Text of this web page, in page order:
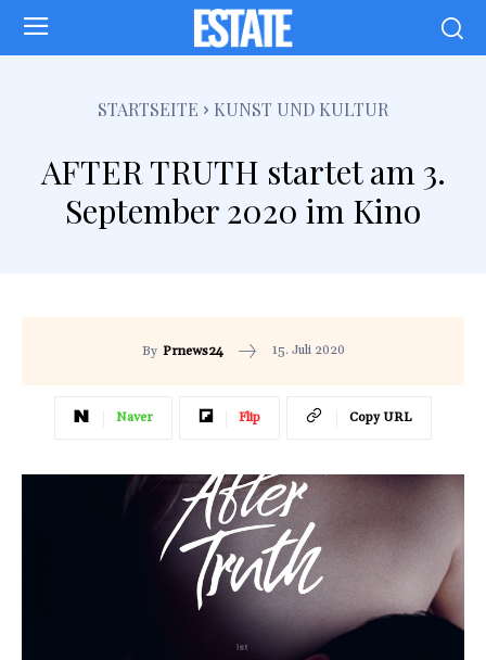
STARTSEITE KUNST UND KULTUR
AFTER TRUTH startet am 3.
September 2020 im Kino
By Prnews24 15. Juli 2020
Naver Flip Copy URL